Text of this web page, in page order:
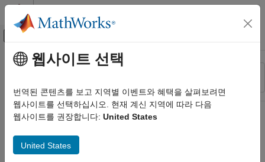
콘텐츠로 바로 가기
오프캔버스 탐색 메뉴 토글
리소스
상태
주요 콘텐츠
웹사이트 선택
번역된 콘텐츠를 보고 지역별 이벤트와 혜택을 살펴보려면
웹사이트를 선택하십시오. 현재 계신 지역에 따라 다음
웹사이트를 권장합니다: United States
United States